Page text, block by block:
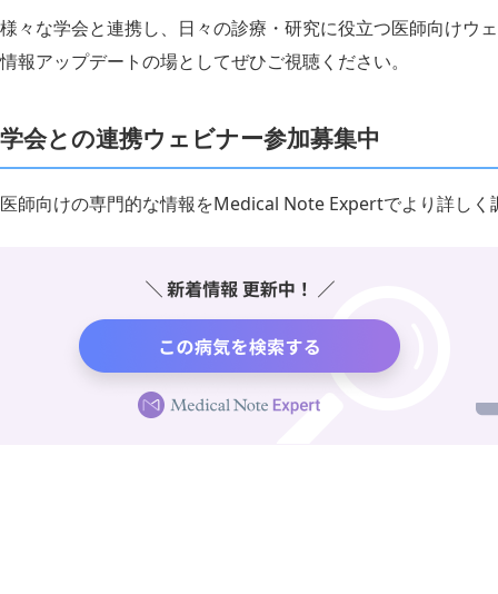
様々な学会と連携し、日々の診療・研究に役立つ医師向けウ
情報アップデートの場としてぜひご視聴ください。
学会との連携ウェビナー参加募集中
医師向けの専門的な情報をMedical Note Expertでより詳しく